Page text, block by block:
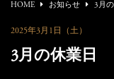
HOME お知らせ 3月
2025年3月1日（土）
3月の休業日